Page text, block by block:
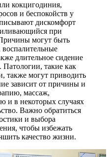
кокцигодиния,
и беспокойств у
дискомфорт
при
могут быть
длительное сидение
Патологии, такие как
также могут приводить
зависит от причины и
массаж,
и в некоторых случаях
Важно обратиться
и выбора
чтобы избежать
качество жизни.